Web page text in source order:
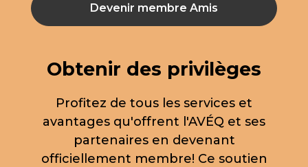
Devenir membre Amis
Obtenir des privilèges
Profitez de tous les services et
avantages qu'offrent l'AVÉQ et ses
partenaires en devenant
officiellement membre! Ce soutien